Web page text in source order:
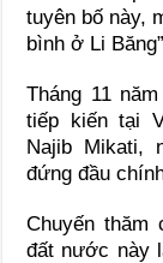
tuyên bố này,
bình ở Li
Tháng 11
tiếp kiến tại
Najib Mikati,
đứng đầu
Chuyến thăm
đất nước này